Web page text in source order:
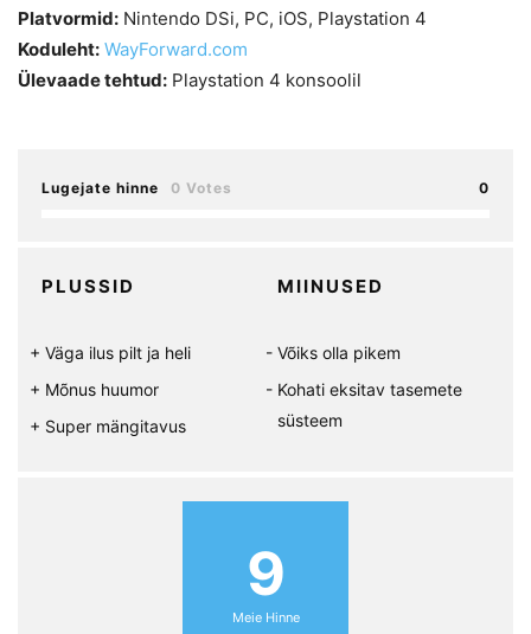
Platvormid: Nintendo DSi, PC, iOS, Playstation 4
Koduleht: WayForward.com
Ülevaade tehtud: Playstation 4 konsoolil
Lugejate hinne 0 Votes 0
PLUSSID
Väga ilus pilt ja heli
Mõnus huumor
Super mängitavus
MIINUSED
Võiks olla pikem
Kohati eksitav tasemete
süsteem
9
Meie Hinne